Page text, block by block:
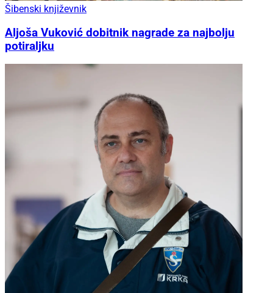
Šibenski književnik
Aljoša Vuković dobitnik nagrade za najbolju
potiraljku